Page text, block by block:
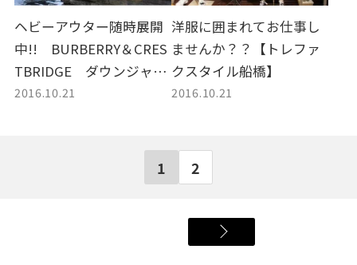
ヘビーアウター随時展開
中!! BURBERRY＆CRES
TBRIDGE ダウンジャケ
ット入荷
2016.10.21
洋服に囲まれてお仕事し
ませんか？？【トレファ
クスタイル船橋】
2016.10.21
1 2